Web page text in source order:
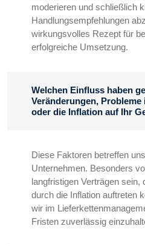
moderieren und schließlich
Handlungsempfehlungen
wirkungsvolles Rezept für
erfolgreiche Umsetzung.
Welchen Einfluss haben
Veränderungen,
oder die Inflation auf Ihr
Diese Faktoren betreffen
Unternehmen. Besonders
langfristigen Verträgen sein,
durch die Inflation auftreten
wir im
Fristen zuverlässig